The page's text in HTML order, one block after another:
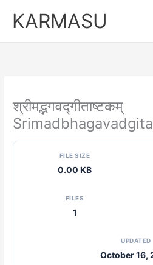
KARMASU
श्रीमद्भगवद्गीताष्टकम्
FILE SIZE
0.00 KB
FILES
1
UPDATED
October 16,